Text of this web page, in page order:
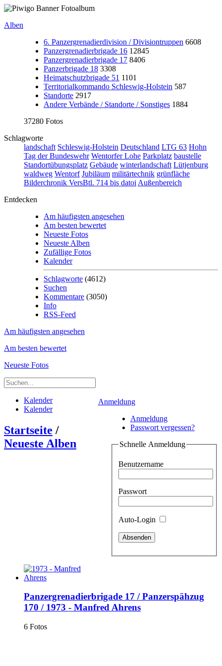
Alben
6. Panzergrenadierdivision / Divisiontruppen 6608
Panzergrenadierbrigade 16 12845
Panzergrenadierbrigade 17 8406
Panzerbrigade 18 3308
Heimatschutzbrigade 51 1101
Territorialkommando Schleswig-Holstein 587
Standorte 2917
Andere Verbände / Standorte / Sonstiges 1884
37280 Fotos
Schlagworte
landschaft Schleswig-Holstein Deutschland LTG 63 Hohn
Tag der Bundeswehr Wentorfer Lohe Parkplatz baustelle
Standortübungsplatz Gebäude winterlandschaft Lütjenburg
waldweg Wentorf Jubiläum militärtechnik grünfläche
Bilderchronik VersBtl. 714 bis datoi Außenbereich
Entdecken
Am häufigsten angesehen
Am besten bewertet
Neueste Fotos
Neueste Alben
Zufällige Fotos
Kalender
Schlagworte (4612)
Suchen
Kommentare (3050)
Info
RSS-Feed
Am häufigsten angesehen
Am besten bewertet
Neueste Fotos
Anmeldung
Anmeldung
Passwort vergessen?
Schnelle Anmeldung
Benutzername
Passwort
Auto-Login
Kalender
Kalender
Startseite /
Neueste Alben
Panzergrenadierbrigade 17 /Panzerspähzug
170 / 1973 - Manfred Ahrens
6 Fotos